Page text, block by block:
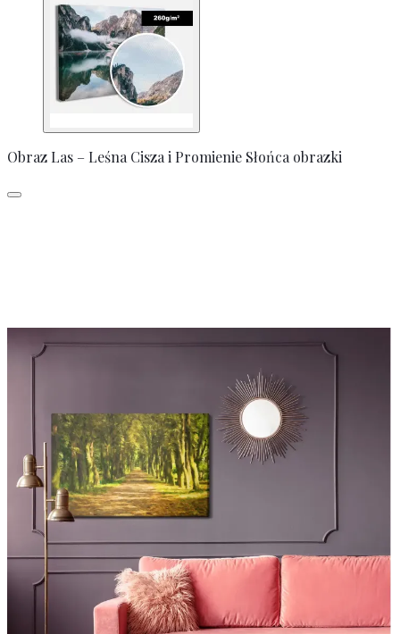
Obraz Las – Leśna Cisza i Promienie Słońca obrazki